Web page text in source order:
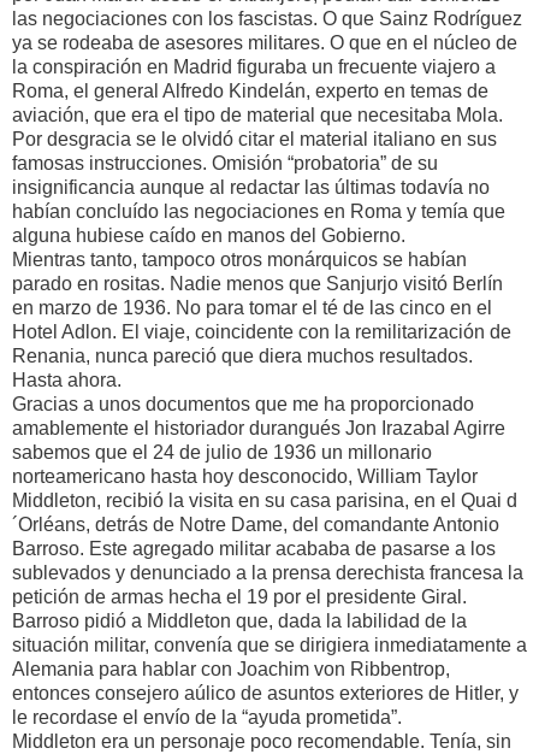
las negociaciones con los fascistas. O que Sainz Rodríguez
ya se rodeaba de asesores militares. O que en el núcleo de
la conspiración en Madrid figuraba un frecuente viajero a
Roma, el general Alfredo Kindelán, experto en temas de
aviación, que era el tipo de material que necesitaba Mola.
Por desgracia se le olvidó citar el material italiano en sus
famosas instrucciones. Omisión “probatoria” de su
insignificancia aunque al redactar las últimas todavía no
habían concluído las negociaciones en Roma y temía que
alguna hubiese caído en manos del Gobierno.
Mientras tanto, tampoco otros monárquicos se habían
parado en rositas. Nadie menos que Sanjurjo visitó Berlín
en marzo de 1936. No para tomar el té de las cinco en el
Hotel Adlon. El viaje, coincidente con la remilitarización de
Renania, nunca pareció que diera muchos resultados.
Hasta ahora.
Gracias a unos documentos que me ha proporcionado
amablemente el historiador durangués Jon Irazabal Agirre
sabemos que el 24 de julio de 1936 un millonario
norteamericano hasta hoy desconocido, William Taylor
Middleton, recibió la visita en su casa parisina, en el Quai d
´Orléans, detrás de Notre Dame, del comandante Antonio
Barroso. Este agregado militar acababa de pasarse a los
sublevados y denunciado a la prensa derechista francesa la
petición de armas hecha el 19 por el presidente Giral.
Barroso pidió a Middleton que, dada la labilidad de la
situación militar, convenía que se dirigiera inmediatamente a
Alemania para hablar con Joachim von Ribbentrop,
entonces consejero aúlico de asuntos exteriores de Hitler, y
le recordase el envío de la “ayuda prometida”.
Middleton era un personaje poco recomendable. Tenía, sin